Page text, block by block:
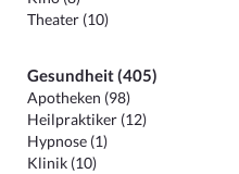
Theater (10)
Gesundheit (405)
Apotheken (98)
Heilpraktiker (12)
Hypnose (1)
Klinik (10)